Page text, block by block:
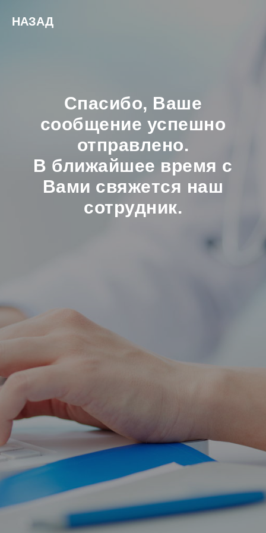
НАЗАД
Спасибо, Ваше
сообщение успешно
отправлено.
В ближайшее время с
Вами свяжется наш
сотрудник.